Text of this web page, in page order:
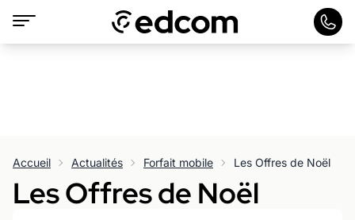
Accueil Actualités Forfait mobile Les Offres de Noël
Les Offres de Noël